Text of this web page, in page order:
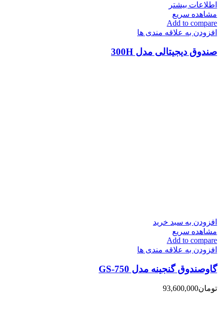
اطلاعات بیشتر
مشاهده سریع
Add to compare
افزودن به علاقه مندی ها
صندوق دیجیتالی مدل 300H
افزودن به سبد خرید
مشاهده سریع
Add to compare
افزودن به علاقه مندی ها
گاوصندوق گنجینه مدل GS-750
تومان93,600,000